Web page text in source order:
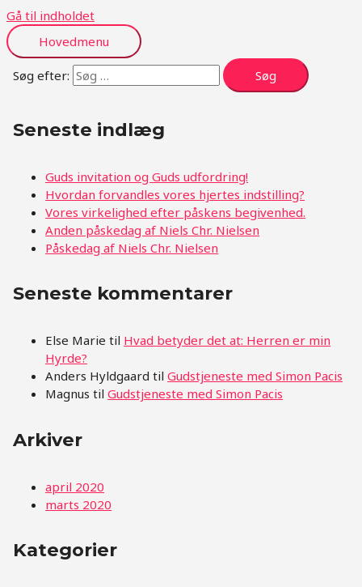
Gå til indholdet
Hovedmenu
Søg efter:
Seneste indlæg
Guds invitation og Guds udfordring!
Hvordan forvandles vores hjertes indstilling?
Vores virkelighed efter påskens begivenhed.
Anden påskedag af Niels Chr. Nielsen
Påskedag af Niels Chr. Nielsen
Seneste kommentarer
Else Marie til Hvad betyder det at: Herren er min
Hyrde?
Anders Hyldgaard tilGudstjeneste med Simon Pacis
Magnus tilGudstjeneste med Simon Pacis
Arkiver
april 2020
marts 2020
Kategorier